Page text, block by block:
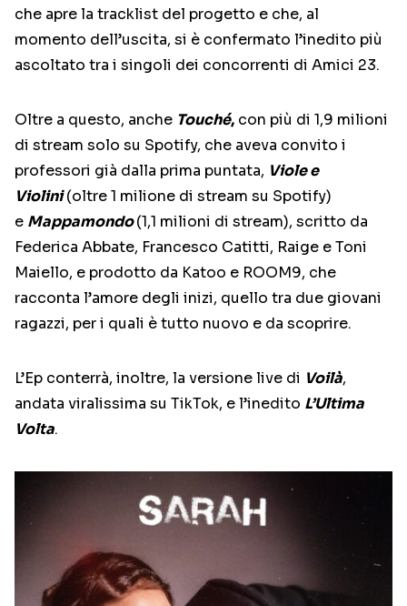
che apre la tracklist del progetto e che, al
momento dell’uscita, si è confermato l’inedito più
ascoltato tra i singoli dei concorrenti di Amici 23.
Oltre a questo, anche Touché, con più di 1,9 milioni
di stream solo su Spotify, che aveva convito i
professori già dalla prima puntata, Viole e
Violini(oltre 1 milione di stream su Spotify)
e Mappamondo(1,1 milioni di stream), scritto da
Federica Abbate, Francesco Catitti, Raige e Toni
Maiello, e prodotto da Katoo e ROOM9, che
racconta l’amore degli inizi, quello tra due giovani
ragazzi, per i quali è tutto nuovo e da scoprire.
L’Ep conterrà, inoltre, la versione live di Voilà,
andata viralissima su TikTok, e l’inedito L’Ultima
Volta.